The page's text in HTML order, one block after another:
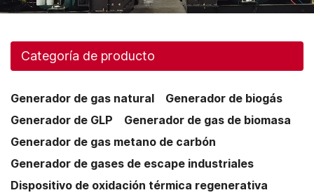
Categoría de producto
Generador de gas natural
Generador de biogás
Generador de GLP
Generador de gas de biomasa
Generador de gas metano de carbón
Generador de gases de escape industriales
Dispositivo de oxidación térmica regenerativa